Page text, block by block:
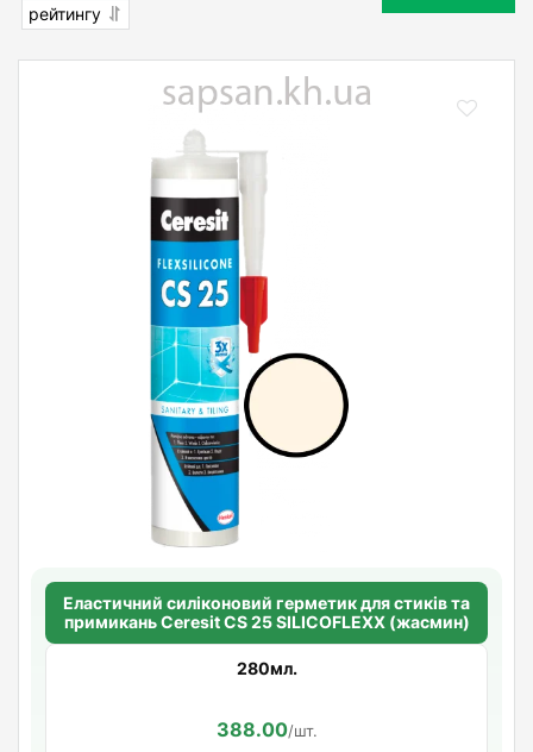
рейтингу
Еластичний силіконовий герметик для стиків та
примикань Ceresit CS 25 SILICOFLEXX (жасмин)
280мл.
388.00/шт.